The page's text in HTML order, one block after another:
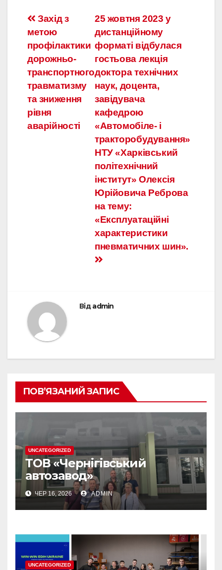
Навігація
записів
25 жовтня 2023 у
дистанційному
форматі відбулася
гостьова лекція
доктора технічних
наук, доцента,
завідувача
кафедрою
«Автомобіле- і
тракторобудування»
НТУ «Харківський
політехнічний
інститут» Олексія
Юрійовича Реброва
на тему:
«Експлуатаційні
характеристики
пневматичних шин».
Захід з
метою
профілактики
дорожньо-
транспортного
травматизму
та зниження
рівня
аварійності
Відadmin
ПОВ’ЯЗАНИЙ ЗАПИС
UNCATEGORIZED
ТОВ «Чернігівський
автозавод»
ЧЕР 16, 2026 ADMIN
UNCATEGORIZED